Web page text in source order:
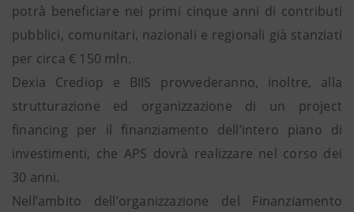
potrà beneficiare nei primi cinque anni di contributi
pubblici, comunitari, nazionali e regionali già stanziati
per circa € 150 mln.
Dexia Crediop e BIIS provvederanno, inoltre, alla
strutturazione ed organizzazione di un project
financing per il finanziamento dell’intero piano di
investimenti, che APS dovrà realizzare nel corso dei
30 anni.
Nell’ambito dell’organizzazione del Finanziamento